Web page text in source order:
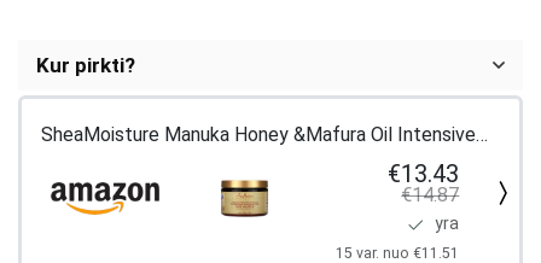
Kur pirkti?
SheaMoisture Manuka Honey &Mafura Oil Intensive
Hydration Treatment Masque Packet| 12 fl. oz.
€13.43
€14.87
yra
15 var. nuo €11.51